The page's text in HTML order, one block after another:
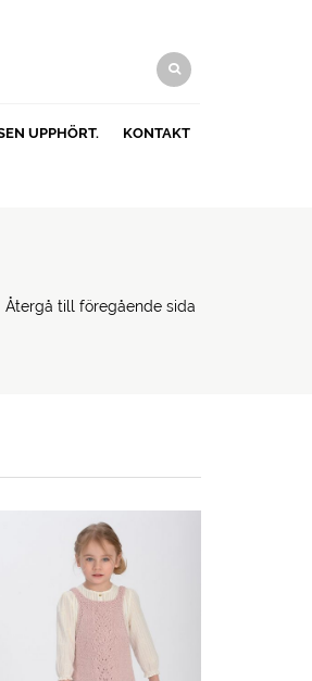
UPPHÖRT. KONTAKT
Återgå till föregående sida